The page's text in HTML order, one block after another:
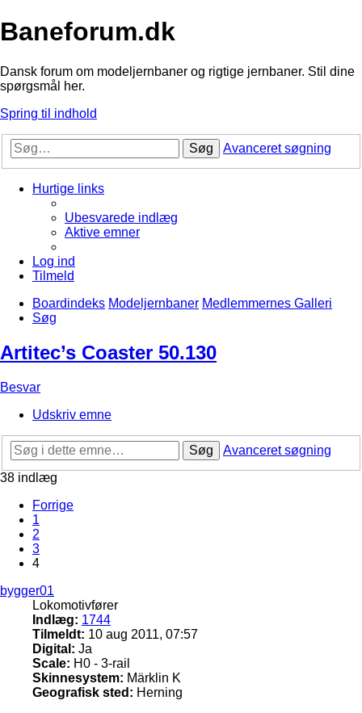
Baneforum.dk
Dansk forum om modeljernbaner og rigtige jernbaner. Stil dine
spørgsmål her.
Spring til indhold
Søg Avanceret søgning
Hurtige links
Ubesvarede indlæg
Aktive emner
Log ind
Tilmeld
Boardindeks Modeljernbaner Medlemmernes Galleri
Søg
Artitec’s Coaster 50.130
Besvar
Udskriv emne
Søg
Avanceret søgning
38 indlæg
Forrige
1
2
3
4
bygger01
Lokomotivfører
Indlæg: 1744
Tilmeldt: 10 aug 2011, 07:57
Digital: Ja
Scale: H0 - 3-rail
Skinnesystem: Märklin K
Geografisk sted: Herning